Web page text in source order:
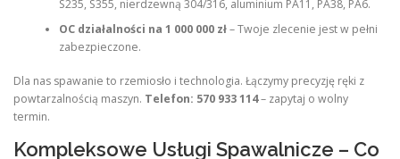
S235, S355, nierdzewną 304/316, aluminium PA11, PA38, PA6.
OC działalności na 1 000 000 zł– Twoje zlecenie jest w pełni
zabezpieczone.
Dla nas spawanie to rzemiosło i technologia. Łączymy precyzję ręki z
powtarzalnością maszyn. Telefon: 570 933 114– zapytaj o wolny
termin.
Kompleksowe Usługi Spawalnicze – Co